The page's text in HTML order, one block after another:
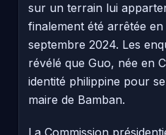
sur un terrain lui
finalement été arrêtée
septembre 2024. Les
révélé que Guo, née en
identité philippine pour
maire de Bamban.
La Commission